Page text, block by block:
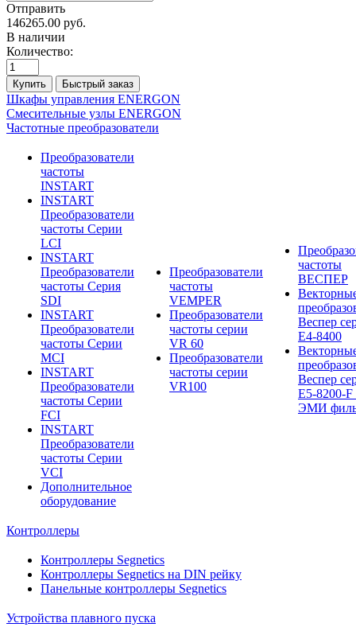
Отправить
146265.00 руб.
В наличии
Количество:
Купить Быстрый заказ
Шкафы управления ENERGON
Смесительные узлы ENERGON
Частотные преобразователи
Преобразователи
частоты
INSTART
INSTART
Преобразователи
частоты Серии
LCI
INSTART
Преобразователи
частоты Серия
SDI
INSTART
Преобразователи
частоты Серии
MCI
INSTART
Преобразователи
частоты Серии
FCI
INSTART
Преобразователи
частоты Серии
VCI
Дополнительное
оборудование
Преобразователи
частоты
VEMPER
Преобразователи
частоты серии
VR 60
Преобразователи
частоты серии
VR100
частоты
ВЕСПЕР
Веспер
E4-8400
Веспер
E5-8200-F
ЭМИ
Контроллеры
Контроллеры Segnetics
Контроллеры Segnetics на DIN рейку
Панельные контроллеры Segnetics
Устройства плавного пуска